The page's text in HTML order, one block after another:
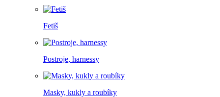
Fetiš
Postroje, harnessy
Masky, kukly a roubíky